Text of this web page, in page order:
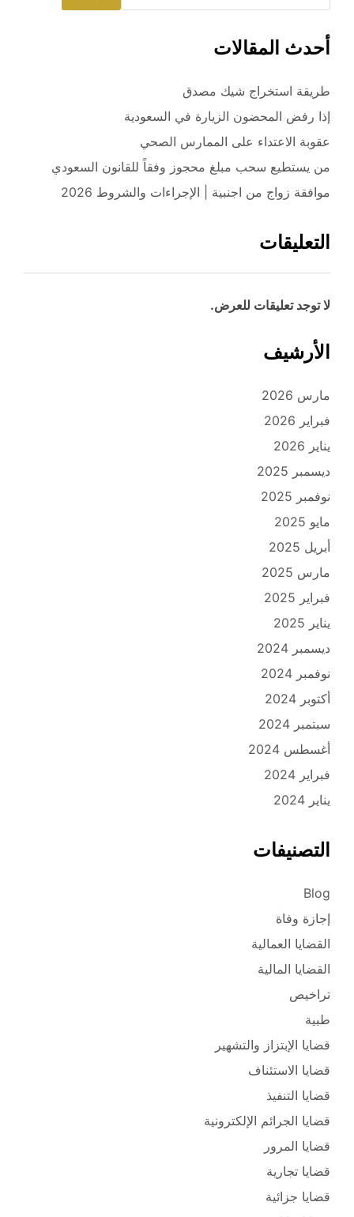
أحدث المقالات
طريقة استخراج شيك مصدق
إذا رفض المحضون الزيارة في السعودية
عقوبة الاعتداء على الممارس الصحي
من يستطيع سحب مبلغ محجوز وفقاً للقانون السعودي
موافقة زواج من اجنبية | الإجراءات والشروط 2026
التعليقات
لا توجد تعليقات للعرض.
الأرشيف
مارس 2026
فبراير 2026
يناير 2026
ديسمبر 2025
نوفمبر 2025
مايو 2025
أبريل 2025
مارس 2025
فبراير 2025
يناير 2025
ديسمبر 2024
نوفمبر 2024
أكتوبر 2024
سبتمبر 2024
أغسطس 2024
فبراير 2024
يناير 2024
التصنيفات
Blog
إجازة وفاة
القضايا العمالية
القضايا المالية
تراخيص
طبية
قضايا الإبتزاز والتشهير
قضايا الاستئناف
قضايا التنفيذ
قضايا الجرائم الإلكترونية
قضايا المرور
قضايا تجارية
قضايا جزائية